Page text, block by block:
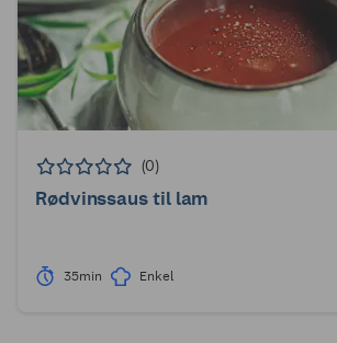
(0)
Rødvinssaus til lam
35min Enkel